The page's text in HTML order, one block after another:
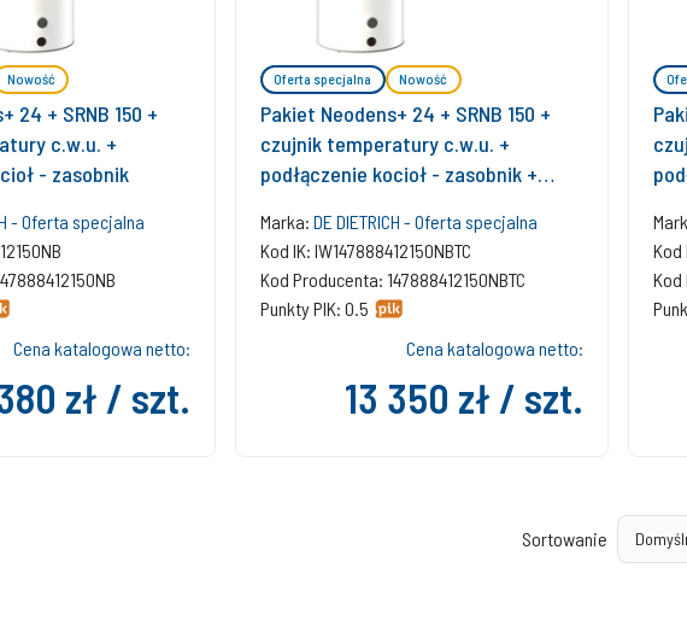
Nowość
24 + SRNB 150 +
c.w.u. +
- zasobnik
- Oferta specjalna
Cena katalogowa netto:
zł / szt.
Oferta specjalna Nowość
Pakiet Neodens+ 24 + SRNB 150 +
czujnik temperatury c.w.u. +
podłączenie kocioł - zasobnik +
Marka: DE DIETRICH - Oferta specjalna
Kod IK: IW147888412150NBTC
Kod Producenta: 147888412150NBTC
Punkty PIK: 0.5
Cena katalogowa netto:
13 350 zł / szt.
Kod
Kod
Sortowanie